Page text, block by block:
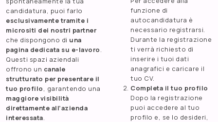
candidatura, puoi farlo
esclusivamente tramite i
micrositi dei nostri partner
che dispongono di una
pagina dedicata su e-lavoro.
Questi spazi aziendali
offrono un canale
strutturato per presentare il
tuo profilo, garantendo una
maggiore visibilità
direttamente all’azienda
interessata.
funzione di
autocandidatura è
necessario registrarsi.
Durante la registrazione
ti verrà richiesto di
inserire i tuoi dati
anagrafici e caricare il
tuo CV.
Completa il tuo profilo
Dopo la registrazione
puoi accedere al tuo
profilo e, se lo desideri,